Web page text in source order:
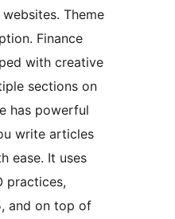
Theme
Finance
with creative
sections on
has powerful
write articles
ease. It uses
practices,
and on top of